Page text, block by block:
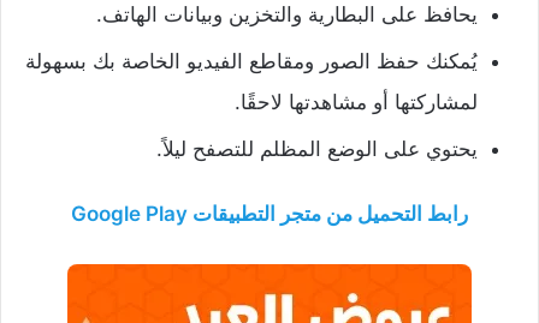
يحافظ على البطارية والتخزين وبيانات الهاتف.
يُمكنك حفظ الصور ومقاطع الفيديو الخاصة بك بسهولة
لمشاركتها أو مشاهدتها لاحقًا.
يحتوي على الوضع المظلم للتصفح ليلاً.
رابط التحميل من متجر التطبيقات Google Play